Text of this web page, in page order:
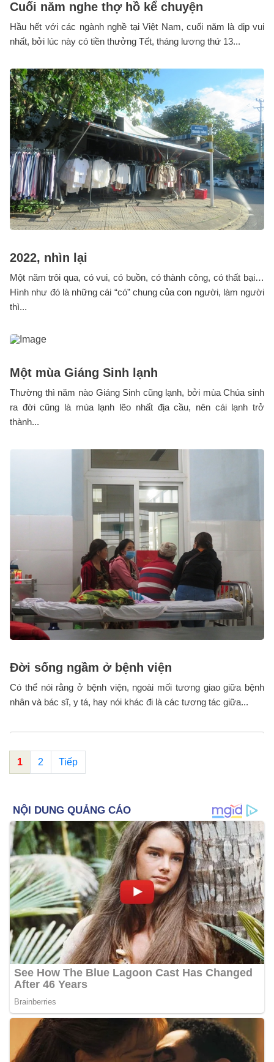
Cuối năm nghe thợ hồ kể chuyện
Hầu hết với các ngành nghề tại Việt Nam, cuối năm là dịp vui
nhất, bởi lúc này có tiền thưởng Tết, tháng lương thứ 13...
2022, nhìn lại
Một năm trôi qua, có vui, có buồn, có thành công, có thất bại…
Hình như đó là những cái “có” chung của con người, làm người
thì...
Một mùa Giáng Sinh lạnh
Thường thì năm nào Giáng Sinh cũng lạnh, bởi mùa Chúa sinh
ra đời cũng là mùa lạnh lẽo nhất địa cầu, nên cái lạnh trở
thành...
Đời sống ngầm ở bệnh viện
Có thể nói rằng ở bệnh viện, ngoài mối tương giao giữa bệnh
nhân và bác sĩ, y tá, hay nói khác đi là các tương tác giữa...
1 2 Tiếp